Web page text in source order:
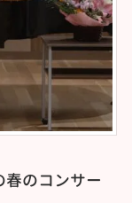
のコンサー